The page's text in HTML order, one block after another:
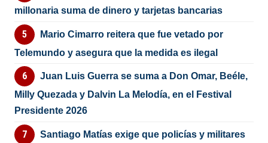
millonaria suma de dinero y tarjetas bancarias
Mario Cimarro reitera que fue vetado por
Telemundo y asegura que la medida es ilegal
Juan Luis Guerra se suma a Don Omar, Beéle,
Milly Quezada y Dalvin La Melodía, en el Festival
Presidente 2026
Santiago Matías exige que policías y militares